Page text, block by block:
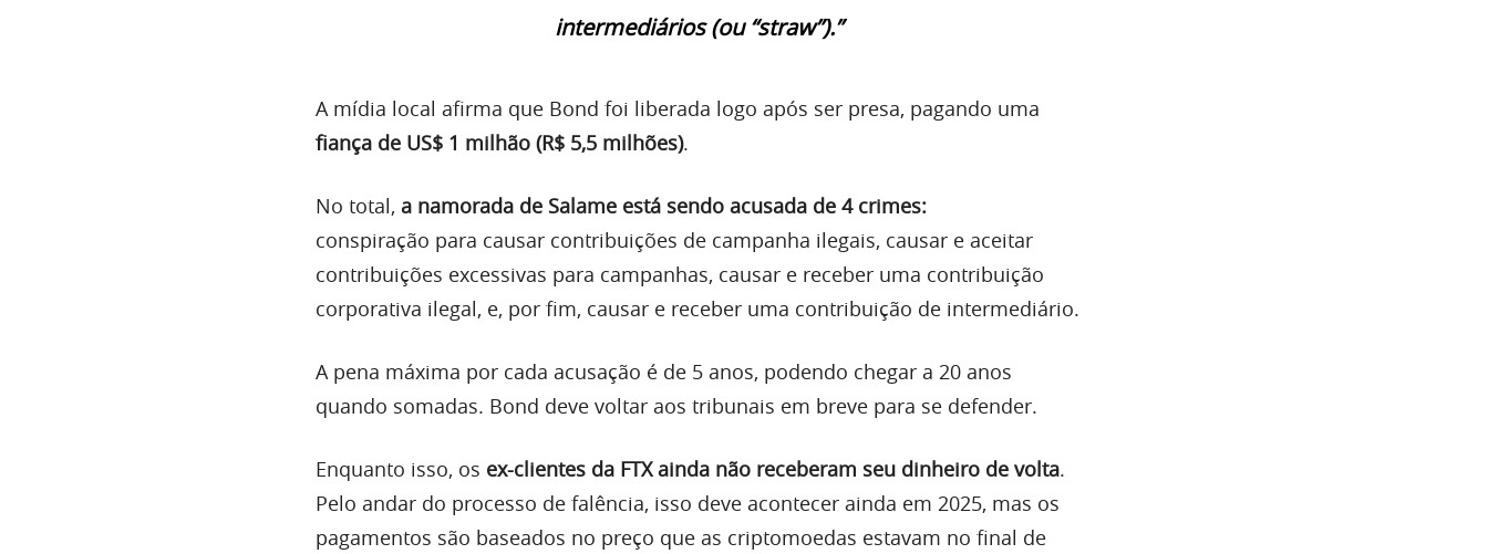
intermediários (ou “straw”).”
A mídia local afirma que Bond foi liberada logo após ser presa, pagando uma
fiança de US$ 1 milhão (R$ 5,5 milhões).
No total, a namorada de Salame está sendo acusada de 4 crimes:
conspiração para causar contribuições de campanha ilegais, causar e aceitar
contribuições excessivas para campanhas, causar e receber uma contribuição
corporativa ilegal, e, por fim, causar e receber uma contribuição de intermediário.
A pena máxima por cada acusação é de 5 anos, podendo chegar a 20 anos
quando somadas. Bond deve voltar aos tribunais em breve para se defender.
Enquanto isso, os ex-clientes da FTX ainda não receberam seu dinheiro de volta.
Pelo andar do processo de falência, isso deve acontecer ainda em 2025, mas os
pagamentos são baseados no preço que as criptomoedas estavam no final de